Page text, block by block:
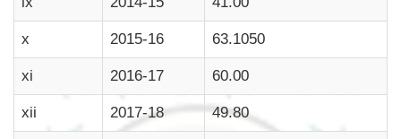
x 2015-16 63.1050
xi 2016-17 60.00
xii 2017-18 49.80